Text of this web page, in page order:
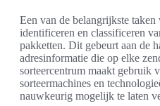
Een van de belangrijkste taken
identificeren en classificeren
pakketten. Dit gebeurt aan de
adresinformatie die op elke
sorteercentrum maakt gebruik
sorteermachines en
nauwkeurig mogelijk te laten